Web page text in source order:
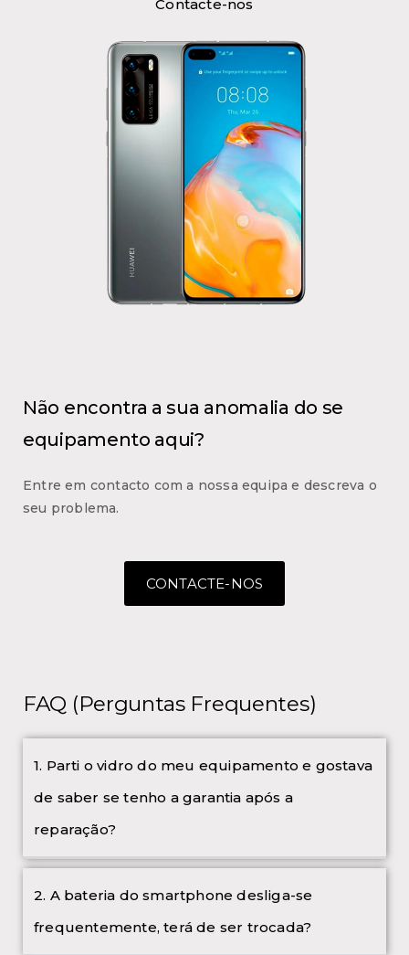
Contacte-nos
Não encontra a sua anomalia do se
equipamento aqui?
Entre em contacto com a nossa equipa e descreva o
seu problema.
CONTACTE-NOS
FAQ (Perguntas Frequentes)
1. Parti o vidro do meu equipamento e gostava
de saber se tenho a garantia após a
reparação?
2. A bateria do smartphone desliga-se
frequentemente, terá de ser trocada?